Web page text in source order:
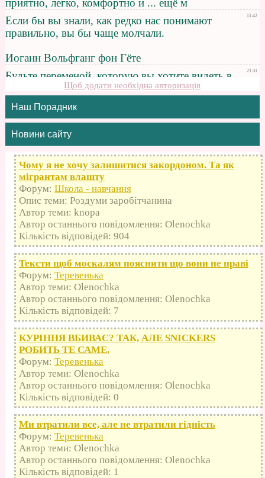
Щоб додати необхідна авторизація
Наш Порадник
Новини сайту
Чому я не хочу залишитися закордоном. Та як
мігрантам влашту
Форум: Школа - навчання
Опис теми: Роздуми заробітчанина
Автор теми: knopa
Автор останнього повідомлення: Olenochka
Кількість відповідей: 904
Тексти щоб москалям пояснити що вони не праві
Форум: Теревенька
Автор теми: Olenochka
Автор останнього повідомлення: Olenochka
Кількість відповідей: 7
КУРІННЯ ВБИВАЄ? ТАК, АЛЕ SNICKERS
РОБИТЬ ТЕ САМЕ.
Форум: Теревенька
Автор теми: Olenochka
Автор останнього повідомлення: Olenochka
Кількість відповідей: 0
Ми втратили все, але не втратили гідність
Форум: Теревенька
Автор теми: Olenochka
Автор останнього повідомлення: Olenochka
Кількість відповідей: 1